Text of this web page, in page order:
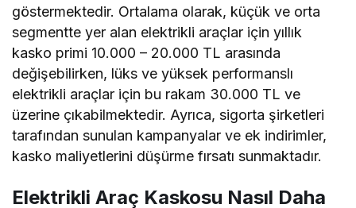
göstermektedir. Ortalama olarak, küçük ve orta
segmentte yer alan elektrikli araçlar için yıllık
kasko primi 10.000 – 20.000 TL arasında
değişebilirken, lüks ve yüksek performanslı
elektrikli araçlar için bu rakam 30.000 TL ve
üzerine çıkabilmektedir. Ayrıca, sigorta şirketleri
tarafından sunulan kampanyalar ve ek indirimler,
kasko maliyetlerini düşürme fırsatı sunmaktadır.
Elektrikli Araç Kaskosu Nasıl Daha